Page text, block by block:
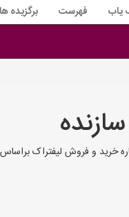
یاب فهرست برگزیده ها
خرید و فروش لیفتراک